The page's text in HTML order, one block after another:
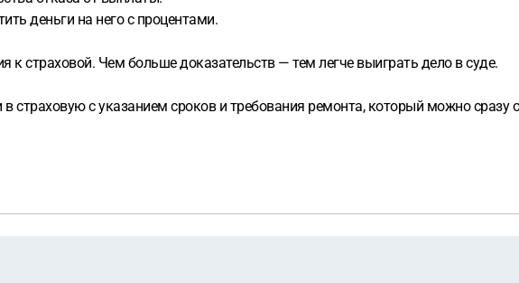
деньги на него с процентами.
к страховой. Чем больше доказательств — тем легче выиграть дело в суде.
в страховую с указанием сроков и требования ремонта, который можно сразу